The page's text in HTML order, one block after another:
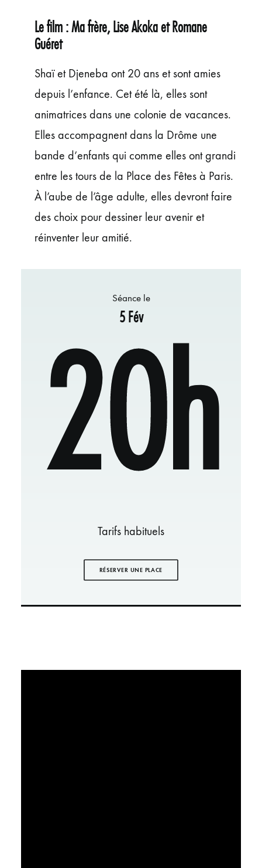
Le film : Ma frère, Lise Akoka et Romane
Guéret
Shaï et Djeneba ont 20 ans et sont amies
depuis l’enfance. Cet été là, elles sont
animatrices dans une colonie de vacances.
Elles accompagnent dans la Drôme une
bande d’enfants qui comme elles ont grandi
entre les tours de la Place des Fêtes à Paris.
À l’aube de l’âge adulte, elles devront faire
des choix pour dessiner leur avenir et
réinventer leur amitié.
Séance le
5 Fév
20h
Tarifs habituels
RÉSERVER UNE PLACE